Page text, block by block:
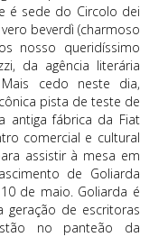
é sede do Circolo dei
beverdì (charmoso
nosso queridíssimo
da agência literária
Mais cedo neste dia,
pista de teste de
antiga fábrica da Fiat
comercial e cultural
assistir à mesa em
de Goliarda
de maio. Goliarda é
de escritoras
no panteão da